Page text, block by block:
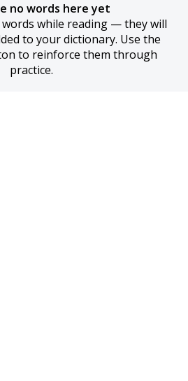
no words here yet
while reading — they will
to your dictionary. Use the
to reinforce them through
practice.